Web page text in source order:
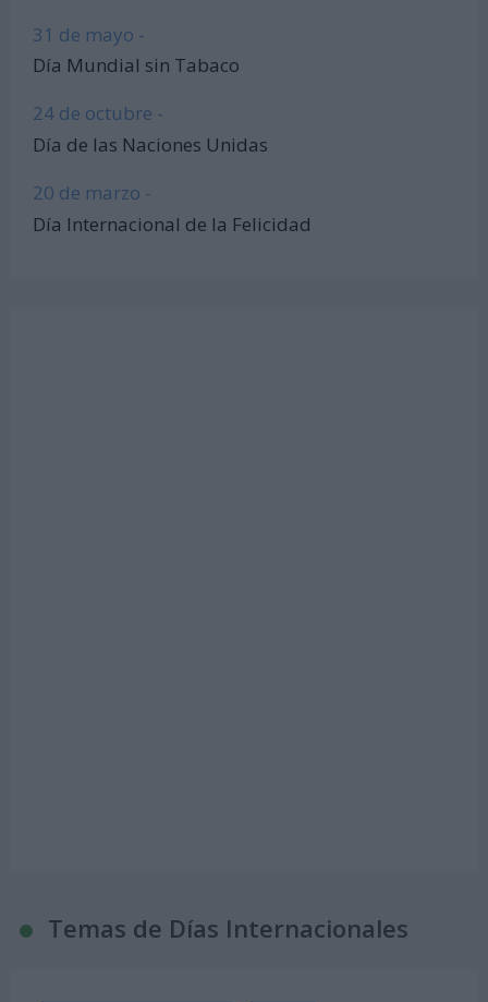
31 de mayo -
Día Mundial sin Tabaco
24 de octubre -
Día de las Naciones Unidas
20 de marzo -
Día Internacional de la Felicidad
Temas de Días Internacionales